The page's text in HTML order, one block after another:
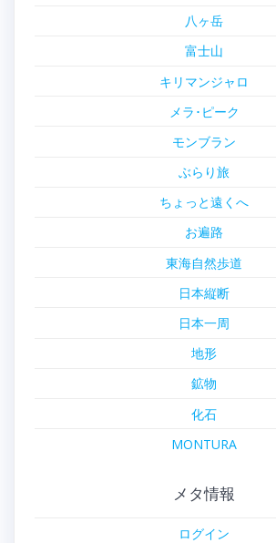
八ヶ岳
富士山
キリマンジャロ
メラ･ピーク
モンブラン
ぶらり旅
ちょっと遠くへ
お遍路
東海自然歩道
日本縦断
日本一周
地形
鉱物
化石
MONTURA
メタ情報
ログイン